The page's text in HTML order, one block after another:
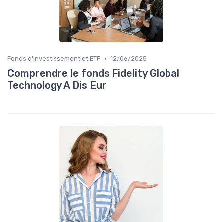
Fonds d'Investissement et ETF • 12/06/2025
Comprendre le fonds Fidelity Global
Technology A Dis Eur